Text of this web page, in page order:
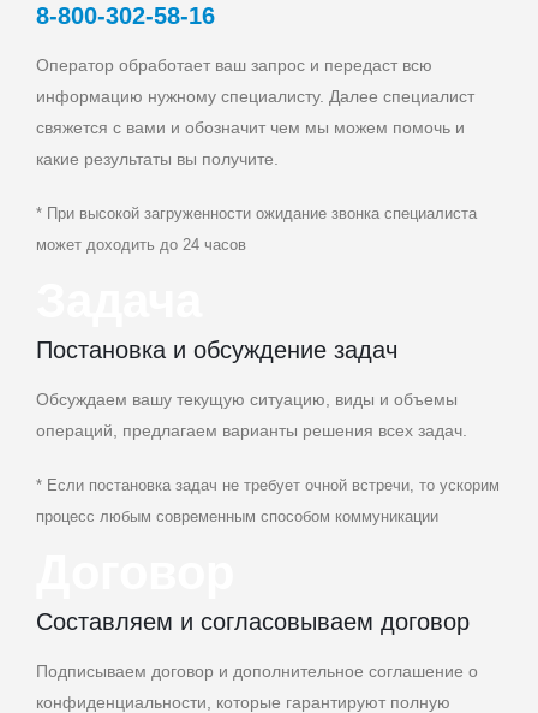
8‑800‑302‑58‑16
Оператор обработает ваш запрос и передаст всю
информацию нужному специалисту. Далее специалист
свяжется с вами и обозначит чем мы можем помочь и
какие результаты вы получите.
* При высокой загруженности ожидание звонка специалиста
может доходить до 24 часов
Постановка и обсуждение задач
Обсуждаем вашу текущую ситуацию, виды и объемы
операций, предлагаем варианты решения всех задач.
* Если постановка задач не требует очной встречи, то ускорим
процесс любым современным способом коммуникации
Составляем и согласовываем договор
Подписываем договор и дополнительное соглашение о
конфиденциальности, которые гарантируют полную